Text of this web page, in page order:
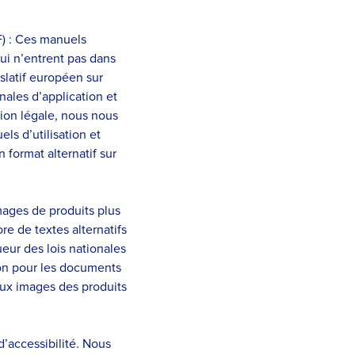
: Ces manuels
n’entrent pas dans
européen sur
d’application et
légale, nous nous
d’utilisation et
format alternatif sur
de produits plus
de textes alternatifs
des lois nationales
pour les documents
images des produits
Nous